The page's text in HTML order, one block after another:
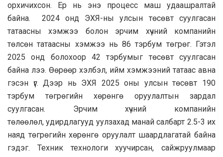
орхичихсон. Ер нь энэ процесс маш удаашралтай
байна. 2024 онд ЭХЯ-ны улсын төсөвт суулгасан
татаасны хэмжээ болон эрчим хүчний компанийн
төлсөн татаасны хэмжээ нь 86 тэрбум төгрөг. Гэтэл
2025 онд болохоор 42 тэрбумыг төсөвт суулгасан
байна лээ. Өөрөөр хэлбэл, ийм хэмжээний татаас авна
гэсэн үг. Дээр нь ЭХЯ 2025 оны улсын төсөвт 190
тэрбум төгрөгийн хөрөнгө оруулалтын зардал
суулгасан. Эрчим хүчний компанийн
төлөөлөл, удирдлагууд уулзахад манай салбарт 2.5-3 их
наяд төгрөгийн хөрөнгө оруулалт шаардлагатай байна
гэдэг. Техник технологи хуучирсан, сайжруулмаар